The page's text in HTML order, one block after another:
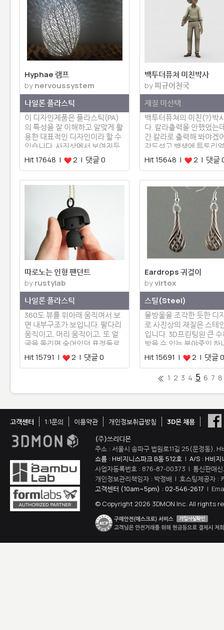
Hyphae 램프
bynervoussystem
나일론 플라스틱
이 디자인제품은 플라스틱(PA)
의 특성을 잘 이해하고 알맞게 활
용한 대표적인 디자인이라 할 수
있습니다. 사진상에서 보여지듯…
Hit 17648 |
2 | 댓글 0
백투더퓨쳐 미친박사
by피규어천국
재질 미선택
백투터퓨쳐의 미친(?)박
다. 칼라출력을 안했었는
간 칼라로 출력해 봐야겠
강도석고 백색에 튜토리
Hit 15648 |
2 | 댓글
따로노는 인형 팬던트
byrustylab
나일론 플라스틱
360도 뷰를 위아래 움직여서 보
면 내부구조가 보입니다. 팔다리
움직이고, 머리 움직이고, 또 얼
굴을 돌리면 숨어있던 표정들로
…
Hit 15791 | 2 | 댓글 0
Eardrops 귀걸이
byvirtox
스틸(Steel)
물방울을 조각한 듯한 디
로 사진상의 재질은 스테
입니다. 3D프린팅읜 큰
받을 수 있는 분야중의 하
쥬…
Hit 15691 | 2 | 댓글 0
1 2 3 4 5 6 7 8
고객센터 1:1문의 이용약관 개인정보취급방침
3D몬 채용
(주)쓰리디몬
주소 : 서울시 송파구 법원로11길 25(문정동),
쇼룸 : H비지니스파크 B동 512호 | A/S : H비지
사업자등록번호 : 876-87-00373 | 통신판매
개인정보관리책임자 : 박정배 | 호스팅제공자 :
고객센터 (10am~5pm) : 02-546-2617 |
© Copyright 2026 3DMON Inc. All rights